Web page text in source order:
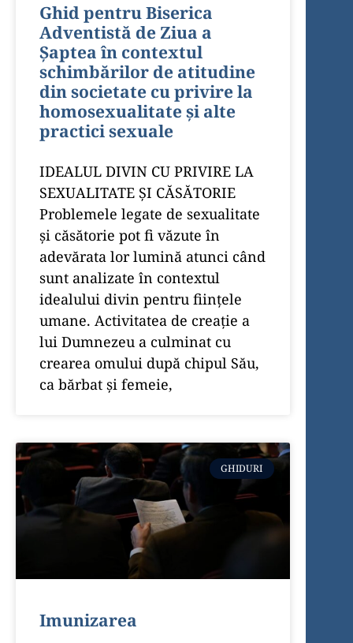
Ghid pentru Biserica
Adventistă de Ziua a
Șaptea în contextul
schimbărilor de atitudine
din societate cu privire la
homosexualitate și alte
practici sexuale
IDEALUL DIVIN CU PRIVIRE LA
SEXUALITATE ȘI CĂSĂTORIE
Problemele legate de sexualitate
și căsătorie pot fi văzute în
adevărata lor lumină atunci când
sunt analizate în contextul
idealului divin pentru ființele
umane. Activitatea de creație a
lui Dumnezeu a culminat cu
crearea omului după chipul Său,
ca bărbat și femeie,
GHIDURI
Imunizarea